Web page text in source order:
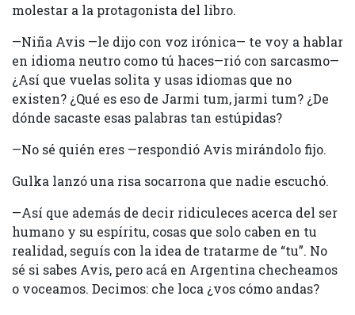
molestar a la protagonista del libro.
—Niña Avis —le dijo con voz irónica— te voy a hablar
en idioma neutro como tú haces—rió con sarcasmo—
¿Así que vuelas solita y usas idiomas que no
existen? ¿Qué es eso de Jarmi tum, jarmi tum? ¿De
dónde sacaste esas palabras tan estúpidas?
—No sé quién eres —respondió Avis mirándolo fijo.
Gulka lanzó una risa socarrona que nadie escuchó.
—Así que además de decir ridiculeces acerca del ser
humano y su espíritu, cosas que solo caben en tu
realidad, seguís con la idea de tratarme de “tu”. No
sé si sabes Avis, pero acá en Argentina checheamos
o voceamos. Decimos: che loca ¿vos cómo andas?